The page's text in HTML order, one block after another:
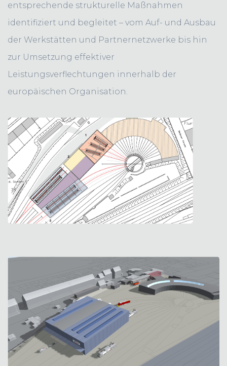
entsprechende strukturelle Maßnahmen
identifiziert und begleitet – vom Auf- und Ausbau
der Werkstätten und Partnernetzwerke bis hin
zur Umsetzung effektiver
Leistungsverflechtungen innerhalb der
europäischen Organisation.